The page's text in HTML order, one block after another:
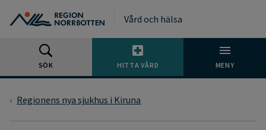
Vård och hälsa
SÖK HITTA VÅRD MENY
Regionens nya sjukhus i Kiruna